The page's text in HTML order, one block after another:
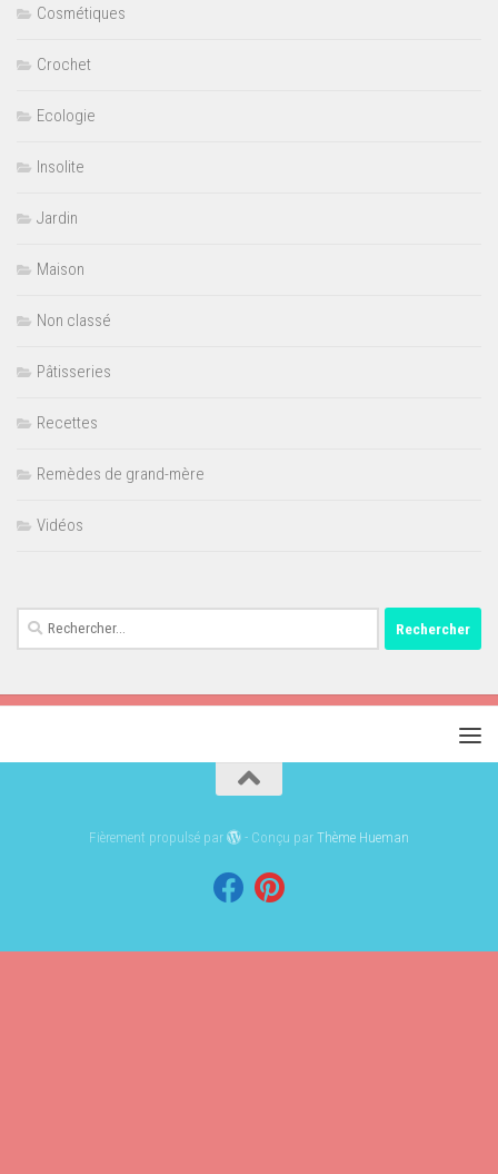
Cosmétiques
Crochet
Ecologie
Insolite
Jardin
Maison
Non classé
Pâtisseries
Recettes
Remèdes de grand-mère
Vidéos
Rechercher :
Fièrement propulsé par - Conçu parThème Hueman